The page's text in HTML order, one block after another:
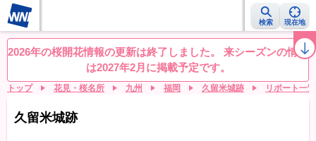
検索 現在地
桜レーダー 名所ランキング 桜開花予想NEWS お花見動画 目的別
2026年の桜開花情報の更新は終了しました。 来シーズンの情報
は2027年2月に掲載予定です。
トップ 花見・桜名所 九州 福岡 久留米城跡 リポート一覧
久留米城跡